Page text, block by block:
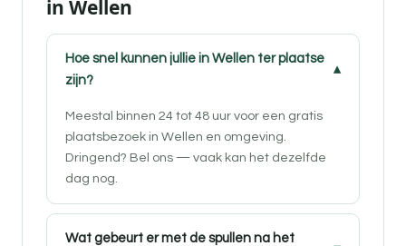
in Wellen
Hoe snel kunnen jullie in Wellen ter plaatse
zijn?
Meestal binnen 24 tot 48 uur voor een gratis
plaatsbezoek in Wellen en omgeving.
Dringend? Bel ons — vaak kan het dezelfde
dag nog.
Wat gebeurt er met de spullen na het